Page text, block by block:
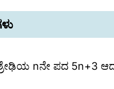
nನೇ ಪದ 5n+3